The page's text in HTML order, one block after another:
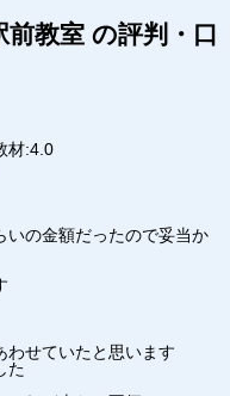
前教室 の評判・口
材:4.0
いの金額だったので妥当か
わせていたと思います
た